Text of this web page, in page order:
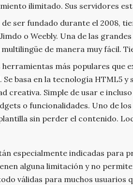
ilimitado. Sus servidores
de ser fundado durante el 2008,
o Weebly. Una de las
de manera muy fácil.
herramientas más populares que
Se basa en la tecnología HTML5
creativa. Simple de usar e
o funcionalidades. Uno de
sin perder el contenido.
especialmente indicadas para
alguna limitación y no
válidas para muchos